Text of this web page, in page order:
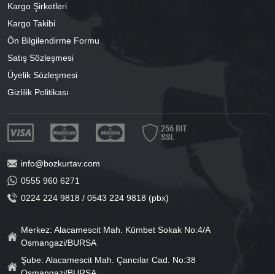
Kargo Şirketleri
Kargo Takibi
Ön Bilgilendirme Formu
Satış Sözleşmesi
Üyelik Sözleşmesi
Gizlilik Politikası
info@bozkurtav.com
0555 960 6271
0224 224 9818 / 0543 224 9818 (pbx)
Merkez: Alacamescit Mah. Kümbet Sokak No:4/A
Osmangazi/BURSA
Şube: Alacamescit Mah. Çancılar Cad. No:38